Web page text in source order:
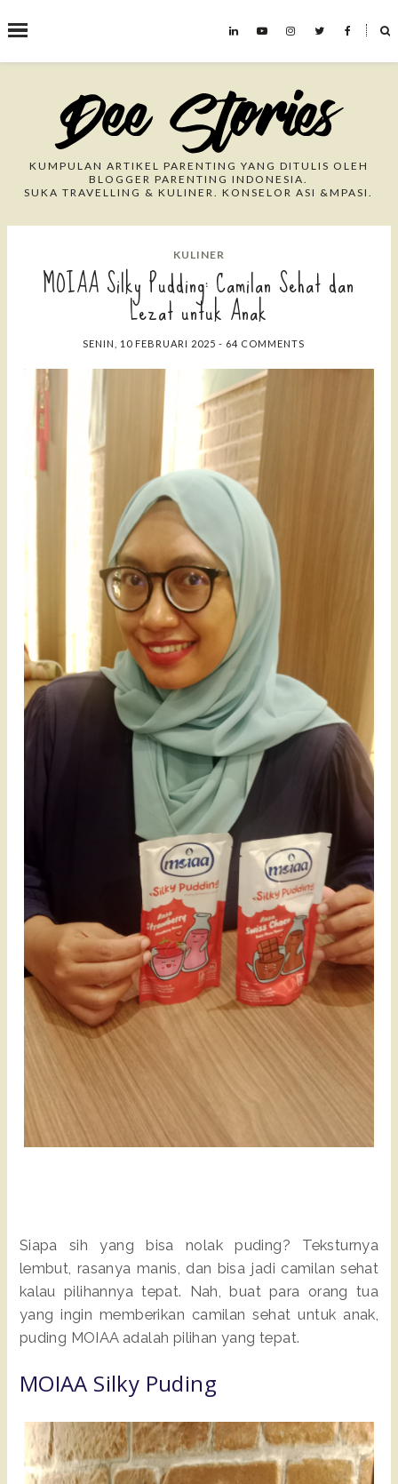
˟
Search This Blog
KUMPULAN ARTIKEL PARENTING YANG DITULIS OLEH
BLOGGER PARENTING INDONESIA.
SUKA TRAVELLING & KULINER. KONSELOR ASI &MPASI.
KULINER
MOIAA Silky Pudding: Camilan Sehat dan
Lezat untuk Anak
SENIN, 10 FEBRUARI 2025- 64 COMMENTS
Siapa sih yang bisa nolak puding? Teksturnya
lembut, rasanya manis, dan bisa jadi camilan sehat
kalau pilihannya tepat. Nah, buat para orang tua
yang ingin memberikan camilan sehat untuk anak,
puding MOIAA adalah pilihan yang tepat.
MOIAA Silky Puding